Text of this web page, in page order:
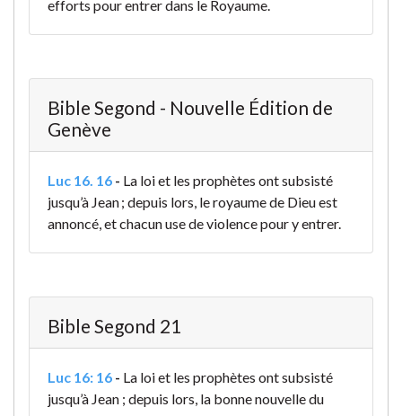
efforts pour entrer dans le Royaume.
Bible Segond - Nouvelle Édition de
Genève
Luc 16. 16 - La loi et les prophètes ont subsisté
jusqu’à Jean ; depuis lors, le royaume de Dieu est
annoncé, et chacun use de violence pour y entrer.
Bible Segond 21
Luc 16: 16 - La loi et les prophètes ont subsisté
jusqu’à Jean ; depuis lors, la bonne nouvelle du